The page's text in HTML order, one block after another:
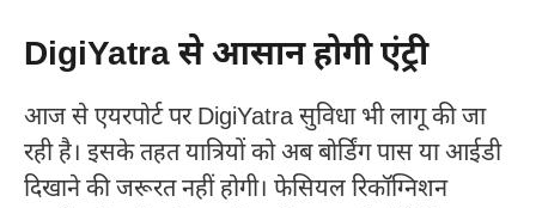
DigiYatra से आसान होगी एंट्री
आज से एयरपोर्ट पर DigiYatra सुविधा भी लागू की जा
रही है। इसके तहत यात्रियों को अब बोर्डिंग पास या आईडी
दिखाने की जरूरत नहीं होगी। फेसियल रिकॉग्निशन